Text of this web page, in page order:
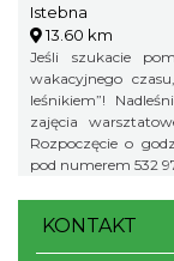
Istebna
13.60 km
Jeśli szukacie
wakacyjnego
leśnikiem”! Nadleśnictwo Wisła zaprasza rodziny z dziećmi na
zajęcia
Rozpoczęcie o godz. 17.00 Zajęcia bezpłatne.
pod numerem 532
KONTAKT